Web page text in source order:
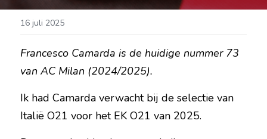
16 juli 2025
Francesco Camarda is de huidige nummer 73
van AC Milan (2024/2025).
Ik had Camarda verwacht bij de selectie van
Italië O21 voor het EK O21 van 2025.